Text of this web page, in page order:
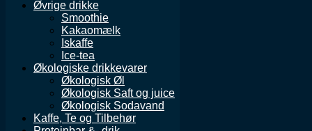
Øvrige drikke
Smoothie
Kakaomælk
Iskaffe
Ice-tea
Økologiske drikkevarer
Økologisk Øl
Økologisk Saft og juice
Økologisk Sodavand
Kaffe, Te og Tilbehør